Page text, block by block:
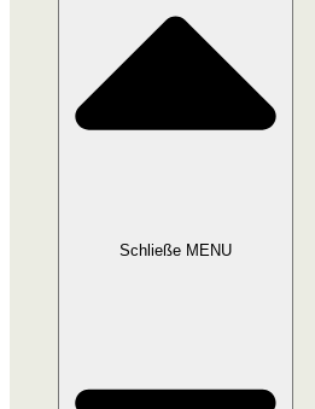
Schließe MENU